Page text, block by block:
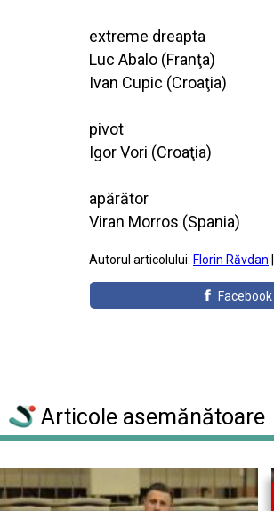
extreme dreapta
Luc Abalo (Franţa)
Ivan Cupic (Croaţia)
pivot
Igor Vori (Croaţia)
apărător
Viran Morros (Spania)
Autorul articolului: Florin Răvdan
Facebook
Articole asemănătoare